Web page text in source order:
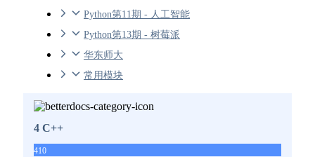
Python第11期 - 人工智能
Python第13期 - 树莓派
华东师大
常用模块
4 C++
410